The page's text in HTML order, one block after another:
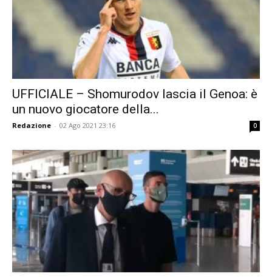
UFFICIALE – Shomurodov lascia il Genoa: è
un nuovo giocatore della...
Redazione - 02 Ago 2021 23:16 0